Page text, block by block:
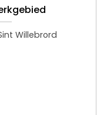
Willebrord